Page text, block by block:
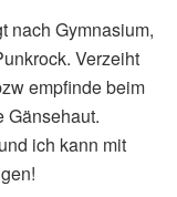
nach Gymnasium,
Verzeiht
empfinde beim
Gänsehaut.
ich kann mit